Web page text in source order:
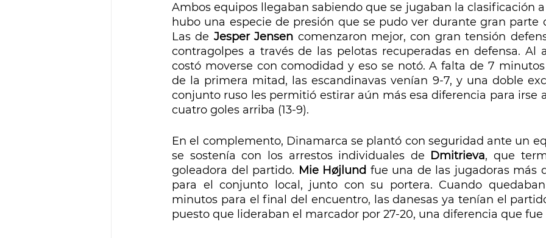
Ambos equipos llegaban sabiendo que se jugaban la clasificación
hubo una especie de presión que se pudo ver durante gran parte
Las de Jesper Jensen comenzaron mejor, con gran tensión
contragolpes a través de las pelotas recuperadas en defensa. Al
costó moverse con comodidad y eso se notó. A falta de 7
de la primera mitad, las escandinavas venían 9-7, y una doble
conjunto ruso les permitió estirar aún más esa diferencia para irse
cuatro goles arriba (13-9).
En el complemento, Dinamarca se plantó con seguridad ante un
se sostenía con los arrestos individuales de Dmitrieva, que
goleadora del partido. Mie Højlund fue una de las jugadoras más
para el conjunto local, junto con su portera. Cuando
minutos para el final del encuentro, las danesas ya tenían el
puesto que lideraban el marcador por 27-20, una diferencia que